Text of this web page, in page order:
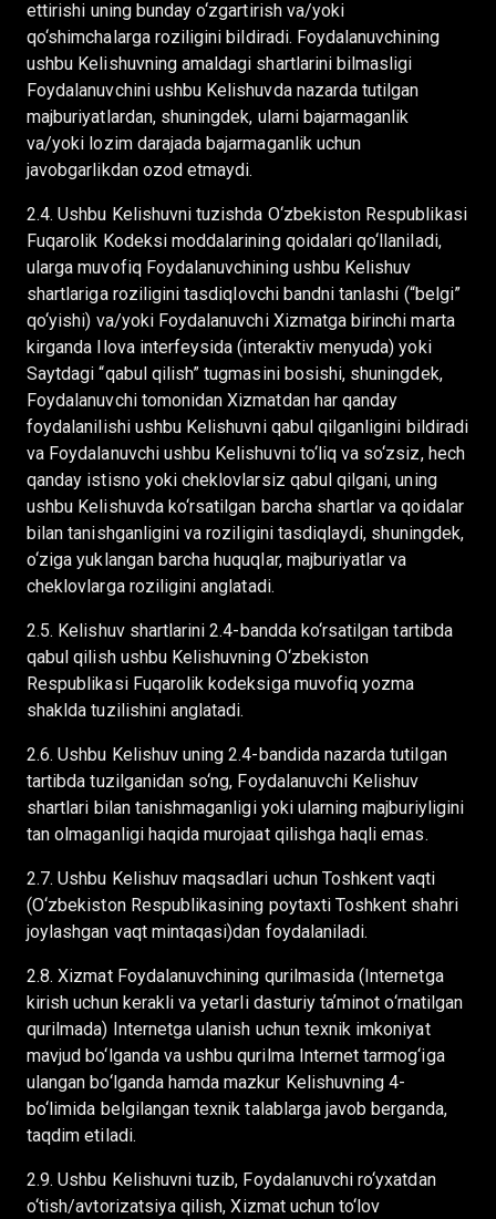
ettirishi uning bunday o‘zgartirish va/yoki
qo‘shimchalarga roziligini bildiradi. Foydalanuvchining
ushbu Kelishuvning amaldagi shartlarini bilmasligi
Foydalanuvchini ushbu Kelishuvda nazarda tutilgan
majburiyatlardan, shuningdek, ularni bajarmaganlik
va/yoki lozim darajada bajarmaganlik uchun
javobgarlikdan ozod etmaydi.
2.4. Ushbu Kelishuvni tuzishda O‘zbekiston Respublikasi
Fuqarolik Kodeksi moddalarining qoidalari qo‘llaniladi,
ularga muvofiq Foydalanuvchining ushbu Kelishuv
shartlariga roziligini tasdiqlovchi bandni tanlashi (“belgi”
qo‘yishi) va/yoki Foydalanuvchi Xizmatga birinchi marta
kirganda Ilova interfeysida (interaktiv menyuda) yoki
Saytdagi “qabul qilish” tugmasini bosishi, shuningdek,
Foydalanuvchi tomonidan Xizmatdan har qanday
foydalanilishi ushbu Kelishuvni qabul qilganligini bildiradi
va Foydalanuvchi ushbu Kelishuvni to‘liq va so‘zsiz, hech
qanday istisno yoki cheklovlarsiz qabul qilgani, uning
ushbu Kelishuvda ko‘rsatilgan barcha shartlar va qoidalar
bilan tanishganligini va roziligini tasdiqlaydi, shuningdek,
o‘ziga yuklangan barcha huquqlar, majburiyatlar va
cheklovlarga roziligini anglatadi.
2.5. Kelishuv shartlarini 2.4-bandda ko‘rsatilgan tartibda
qabul qilish ushbu Kelishuvning O‘zbekiston
Respublikasi Fuqarolik kodeksiga muvofiq yozma
shaklda tuzilishini anglatadi.
2.6. Ushbu Kelishuv uning 2.4-bandida nazarda tutilgan
tartibda tuzilganidan so‘ng, Foydalanuvchi Kelishuv
shartlari bilan tanishmaganligi yoki ularning majburiyligini
tan olmaganligi haqida murojaat qilishga haqli emas.
2.7. Ushbu Kelishuv maqsadlari uchun Toshkent vaqti
(O‘zbekiston Respublikasining poytaxti Toshkent shahri
joylashgan vaqt mintaqasi)dan foydalaniladi.
2.8. Xizmat Foydalanuvchining qurilmasida (Internetga
kirish uchun kerakli va yetarli dasturiy taʼminot o‘rnatilgan
qurilmada) Internetga ulanish uchun texnik imkoniyat
mavjud bo‘lganda va ushbu qurilma Internet tarmog‘iga
ulangan bo‘lganda hamda mazkur Kelishuvning 4-
bo‘limida belgilangan texnik talablarga javob berganda,
taqdim etiladi.
2.9. Ushbu Kelishuvni tuzib, Foydalanuvchi ro‘yxatdan
o‘tish/avtorizatsiya qilish, Xizmat uchun to‘lov